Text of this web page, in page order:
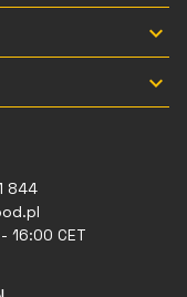


844
16:00 CET